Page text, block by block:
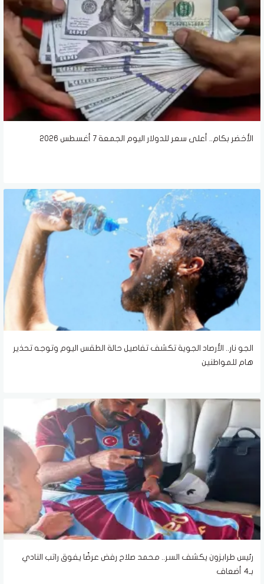
الأخضر بكام.. أعلى سعر للدولار اليوم الجمعة 7 أغسطس 2026
الجو نار.. الأرصاد الجوية تكشف تفاصيل حالة الطقس اليوم وتوجه تحذير
هام للمواطنين
رئيس طرابزون يكشف السر.. محمد صلاح رفض عرضًا يفوق راتب النادي
بـ4 أضعاف